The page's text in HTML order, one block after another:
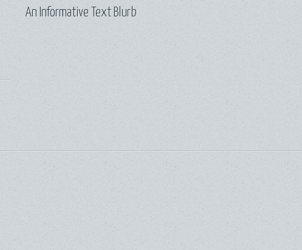
An Informative Text Blurb